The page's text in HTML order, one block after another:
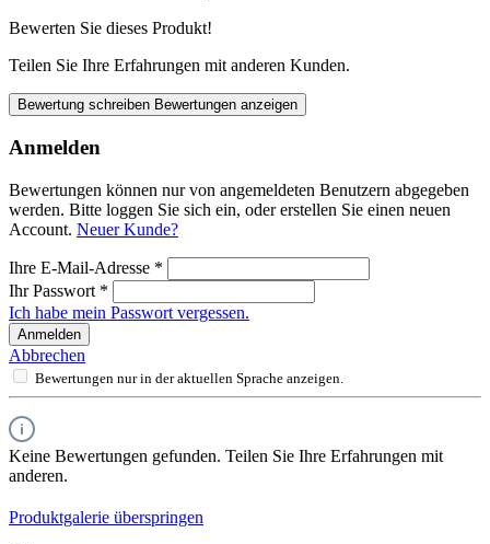
Bewerten Sie dieses Produkt!
Teilen Sie Ihre Erfahrungen mit anderen Kunden.
Bewertung schreiben Bewertungen anzeigen
Anmelden
Bewertungen können nur von angemeldeten Benutzern abgegeben
werden. Bitte loggen Sie sich ein, oder erstellen Sie einen neuen
Account. Neuer Kunde?
Ihre E-Mail-Adresse *
Ihr Passwort *
Ich habe mein Passwort vergessen.
Anmelden
Abbrechen
Bewertungen nur in der aktuellen Sprache anzeigen.
Keine Bewertungen gefunden. Teilen Sie Ihre Erfahrungen mit
anderen.
Produktgalerie überspringen